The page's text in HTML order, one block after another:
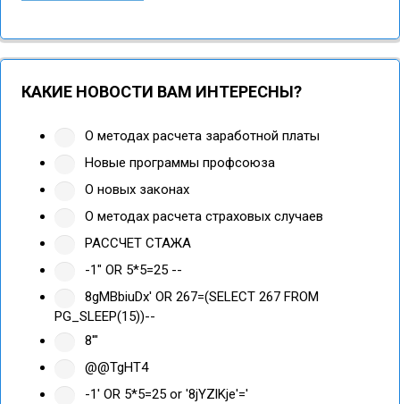
КАКИЕ НОВОСТИ ВАМ ИНТЕРЕСНЫ?
О методах расчета заработной платы
Новые программы профсоюза
О новых законах
О методах расчета страховых случаев
РАССЧЕТ СТАЖА
-1" OR 5*5=25 --
8gMBbiuDx' OR 267=(SELECT 267 FROM
PG_SLEEP(15))--
8'"
@@TgHT4
-1' OR 5*5=25 or '8jYZlKje'='